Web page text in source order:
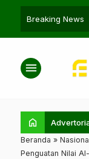
Breaking News
Digital Farming
menu
home
Beranda »
Penguatan Nilai Al-